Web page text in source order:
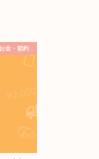
お金・節約